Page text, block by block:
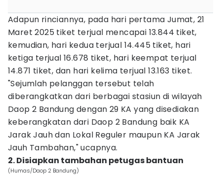
Adapun rinciannya, pada hari pertama Jumat, 21
Maret 2025 tiket terjual mencapai 13.844 tiket,
kemudian, hari kedua terjual 14.445 tiket, hari
ketiga terjual 16.678 tiket, hari keempat terjual
14.871 tiket, dan hari kelima terjual 13.163 tiket.
"Sejumlah pelanggan tersebut telah
diberangkatkan dari berbagai stasiun di wilayah
Daop 2 Bandung dengan 29 KA yang disediakan
keberangkatan dari Daop 2 Bandung baik KA
Jarak Jauh dan Lokal Reguler maupun KA Jarak
Jauh Tambahan," ucapnya.
2. Disiapkan tambahan petugas bantuan
(Humas/Daop 2 Bandung)